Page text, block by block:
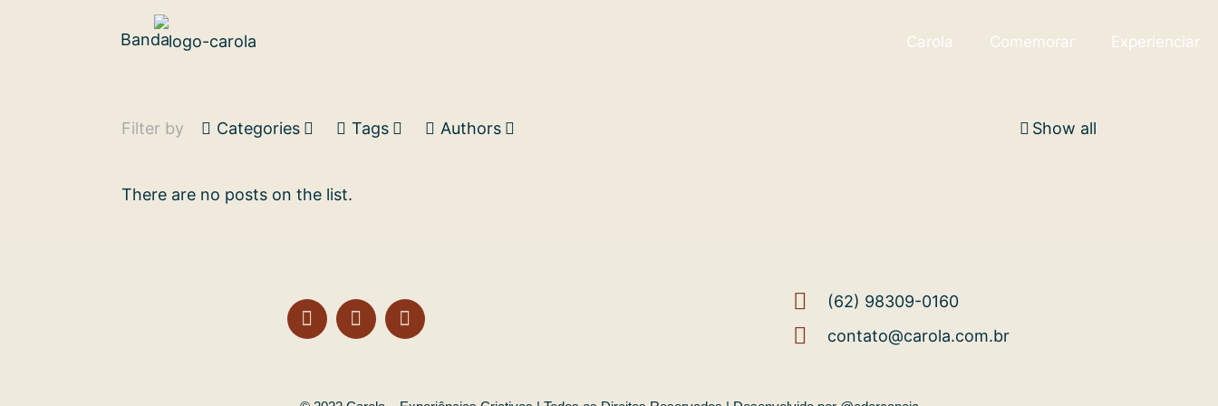
Carola Comemorar Experienciar
Banda
Filter by Categories Tags Authors Show all
There are no posts on the list.
(62) 98309-0160
contato@carola.com.br